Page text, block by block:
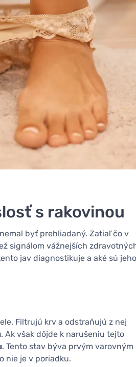
s rakovinou
byť prehliadaný. Zatiaľ čo v
signálom vážnejších
jav diagnostikuje a aké sú jeho
Filtrujú krv a odstraňujú z nej
. Ak však dôjde k narušeniu tejto
. Tento stav býva prvým varovným
nie je v poriadku.